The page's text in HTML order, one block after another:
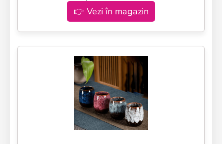
👉 Vezi în magazin